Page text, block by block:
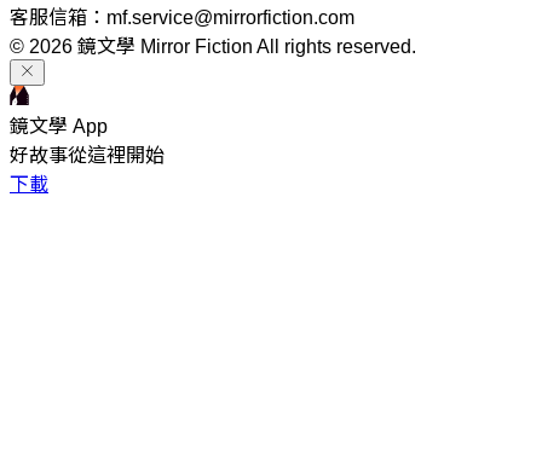
客服信箱：mf.service@mirrorfiction.com
© 2026 鏡文學 Mirror Fiction All rights reserved.
鏡文學 App
好故事從這裡開始
下載